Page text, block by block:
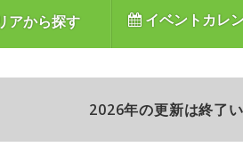
アから探す イベントカレ
2026年の更新は終了